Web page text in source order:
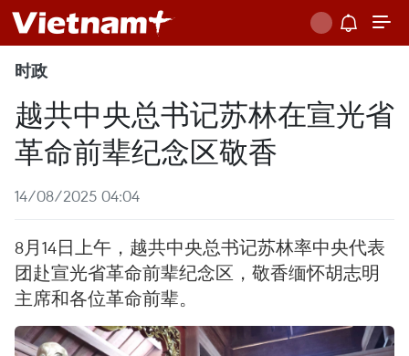
时政
越共中央总书记苏林在宣光省
革命前辈纪念区敬香
14/08/2025 04:04
8月14日上午，越共中央总书记苏林率中央代表
团赴宣光省革命前辈纪念区，敬香缅怀胡志明
主席和各位革命前辈。